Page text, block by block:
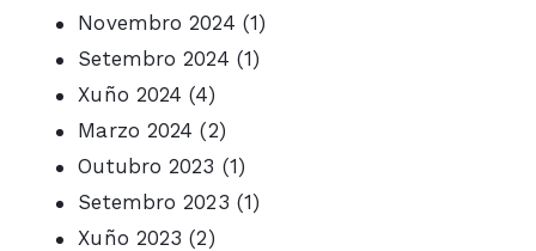
Novembro 2024 (1)
Setembro 2024 (1)
Xuño 2024 (4)
Marzo 2024 (2)
Outubro 2023 (1)
Setembro 2023 (1)
Xuño 2023 (2)